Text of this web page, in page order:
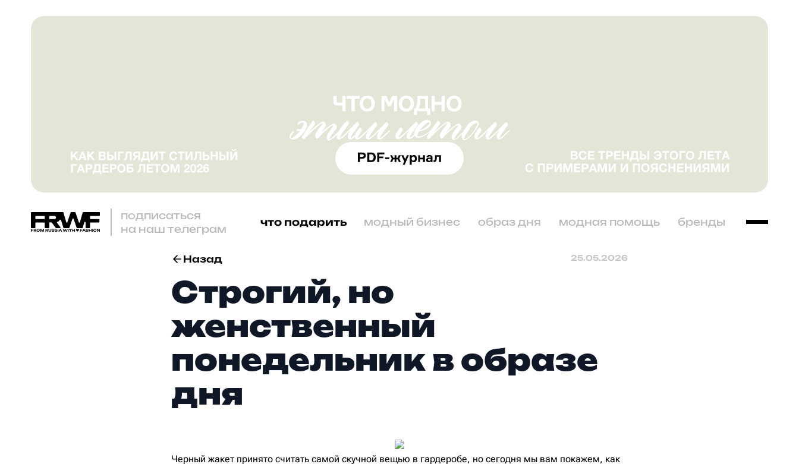
подписаться
на наш телеграм
что подарить модный бизнес образ дня модная помощь бренды
Назад 25.05.2026
Строгий, но
женственный
понедельник в образе
дня
Черный жакет принято считать самой скучной вещью в гардеробе, но сегодня мы вам покажем, как